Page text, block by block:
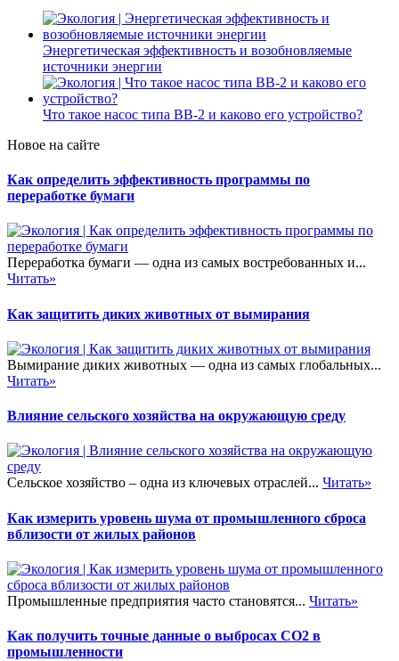
Энергетическая эффективность и возобновляемые
источники энергии
Что такое насос типа ВВ-2 и каково его устройство?
Новое на сайте
Как определить эффективность программы по
переработке бумаги
Переработка бумаги — одна из самых востребованных и...
Читать»
Как защитить диких животных от вымирания
Вымирание диких животных — одна из самых глобальных...
Читать»
Влияние сельского хозяйства на окружающую среду
Сельское хозяйство – одна из ключевых отраслей... Читать»
Как измерить уровень шума от промышленного сброса
вблизости от жилых районов
Промышленные предприятия часто становятся... Читать»
Как получить точные данные о выбросах CO2 в
промышленности